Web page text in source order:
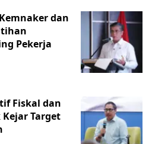
dan
Pekerja
Fiskal dan
Target